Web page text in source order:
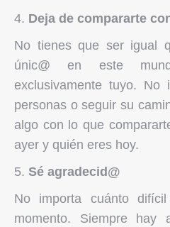
Deja de compararte
No tienes que ser igual
únic@ en este
exclusivamente tuyo. No
personas o seguir su
algo con lo que
ayer y quién eres hoy.
Sé agradecid@
No importa cuánto
momento. Siempre